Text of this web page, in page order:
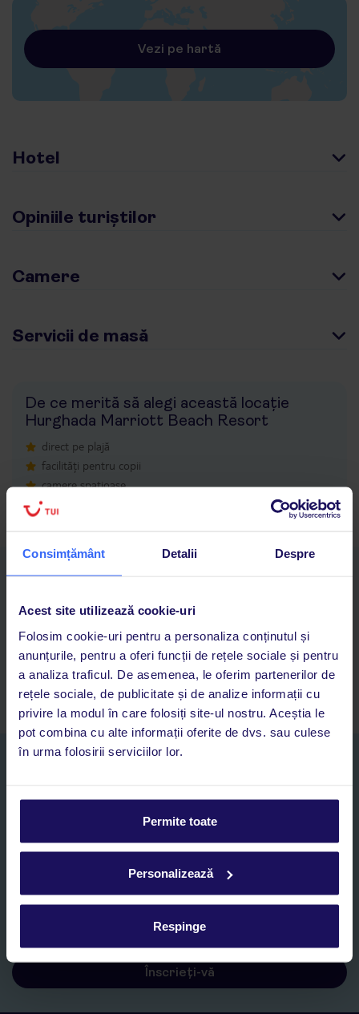
Consimțământ Detalii Despre
Acest site utilizează cookie-uri
Folosim cookie-uri pentru a personaliza conținutul și
anunțurile, pentru a oferi funcții de rețele sociale și pentru
a analiza traficul. De asemenea, le oferim partenerilor de
rețele sociale, de publicitate și de analize informații cu
privire la modul în care folosiți site-ul nostru. Aceștia le
pot combina cu alte informații oferite de dvs. sau culese
în urma folosirii serviciilor lor.
Permite toate
Personalizează
Respinge
Vezi pe hartă
Hotel
Opiniile turiștilor
Camere
Servicii de masă
De ce merită să alegi această locație
Hurghada Marriott Beach Resort
direct pe plajă
facilități pentru copii
camere spațioase
Descarcă acum aplicația TUI
Adaugi la favorite vacanțele care îți plac și revii oricând la ele
Acces la rezervările curente pentru vacanțe și hoteluri, într-o
singură aplicație
Asistență 24/7 prin chat, pe toată durata vacanței
Abonați-vă la newsletter
Sunt de acord cu prelucrarea datelor mele personale de către TUI
, prin mijloace electronice de comunicare (e-mail),
inclusiv utilizarea așa-numitelor sisteme de apelare automată.
Înscrieți-vă